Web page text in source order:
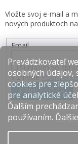
Prevádzkovateľ
osobných údajov,
cookies pre
pre analytické
Ďalším
používaním.
Vložte svoj e-mail a
nových produktoch
Email
Súhlasím so
v zmysle
PRIHLÁSIŤ SA